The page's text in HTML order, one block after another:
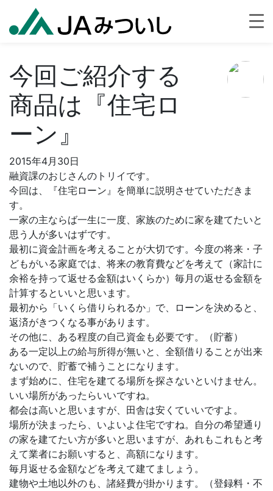
今回ご紹介する
商品は『住宅ロ
ーン』
2015年4月30日
融資課のおじさんのトリイです。
今回は、『住宅ローン』を簡単に説明させていただきま
す。
一家の主ならば一生に一度、家族のために家を建てたいと
思う人が多いはずです。
最初に資金計画を考えることが大切です。今度の将来・子
どもがいる家庭では、将来の教育費などを考えて（家計に
余裕を持って返せる金額はいくらか）毎月の返せる金額を
計算するといいと思います。
最初から「いくら借りられるか」で、ローンを決めると、
返済がきつくなる事があります。
その他に、ある程度の自己資金も必要です。（貯蓄）
ある一定以上の給与所得が無いと、全額借りることが出来
ないので、貯蓄で補うことになります。
まず始めに、住宅を建てる場所を探さないといけません。
いい場所があったらいいですね。
都会は高いと思いますが、田舎は安くていいですよ。
場所が決まったら、いよいよ住宅ですね。自分の希望通り
の家を建てたい方が多いと思いますが、あれもこれもと考
えて業者にお願いすると、高額になります。
毎月返せる金額などを考えて建てましょう。
建物や土地以外のも、諸経費が掛かります。（登録料・不